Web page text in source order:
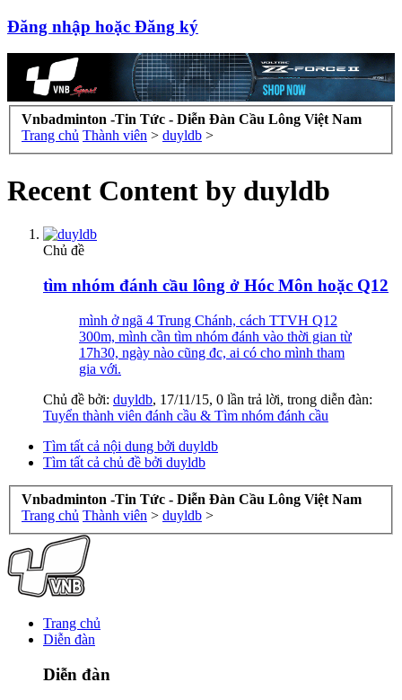
Đăng nhập hoặc Đăng ký
Vnbadminton -Tin Tức - Diễn Đàn Cầu Lông Việt Nam
Trang chủ Thành viên > duyldb >
Recent Content by duyldb
Chủ đề
tìm nhóm đánh cầu lông ở Hóc Môn hoặc Q12
mình ở ngã 4 Trung Chánh, cách TTVH Q12
300m, mình cần tìm nhóm đánh vào thời gian từ
17h30, ngày nào cũng đc, ai có cho mình tham
gia với.
Chủ đề bởi: duyldb, 17/11/15, 0 lần trả lời, trong diễn đàn:
Tuyển thành viên đánh cầu & Tìm nhóm đánh cầu
Tìm tất cả nội dung bởi duyldb
Tìm tất cả chủ đề bởi duyldb
Vnbadminton -Tin Tức - Diễn Đàn Cầu Lông Việt Nam
Trang chủ Thành viên > duyldb >
Trang chủ
Diễn đàn
Diễn đàn